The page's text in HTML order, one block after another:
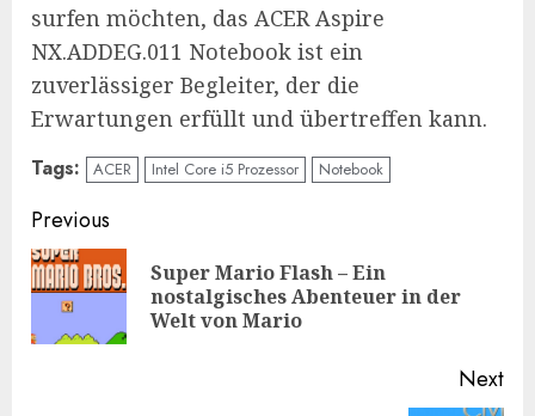
surfen möchten, das ACER Aspire
NX.ADDEG.011 Notebook ist ein
zuverlässiger Begleiter, der die
Erwartungen erfüllt und übertreffen kann.
Tags: ACER Intel Core i5 Prozessor Notebook
Continue
Reading
Previous
Super Mario Flash – Ein
nostalgisches Abenteuer in der
Welt von Mario
Next